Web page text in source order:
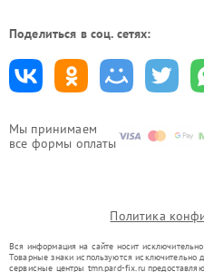
Мы принимаем
все формы оплаты
Поделиться в соц. сетях:
Политика
Вся информация на сайте носит
Товарные знаки используются исключительно
сервисные центры tmn.pard-fix.ru